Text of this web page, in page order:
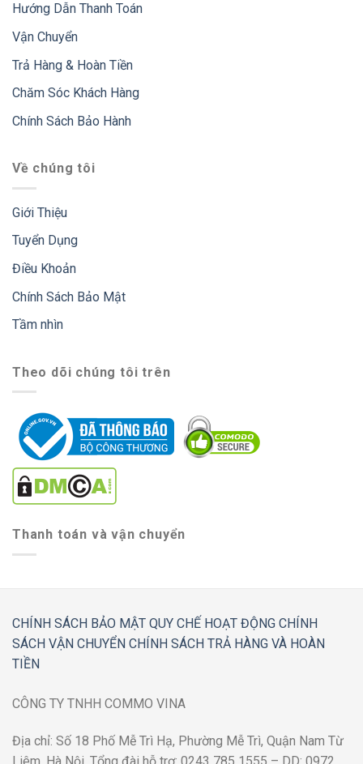
Hướng Dẫn Thanh Toán
Vận Chuyển
Trả Hàng & Hoàn Tiền
Chăm Sóc Khách Hàng
Chính Sách Bảo Hành
Về chúng tôi
Giới Thiệu
Tuyển Dụng
Điều Khoản
Chính Sách Bảo Mật
Tầm nhìn
Theo dõi chúng tôi trên
Thanh toán và vận chuyển
CHÍNH SÁCH BẢO MẬT QUY CHẾ HOẠT ĐỘNG CHÍNH
SÁCH VẬN CHUYỂN CHÍNH SÁCH TRẢ HÀNG VÀ HOÀN
TIỀN
CÔNG TY TNHH COMMO VINA
Địa chỉ: Số 18 Phố Mễ Trì Hạ, Phường Mễ Trì, Quận Nam Từ
Liêm, Hà Nội. Tổng đài hỗ trợ: 0243 785 1555 – DD: 0972